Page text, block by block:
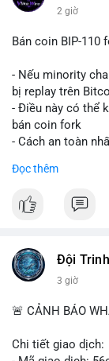
2 giờ
Bán coin BIP-110
- Nếu minority
bị replay trên
- Điều này có thể
bán coin fork
- Cách an toàn
-#binancesquare
$btc
📰 Nguồn:
Đọc thêm
Đội
3 giờ
🚨 CẢNH BÁO
Chi tiết giao dịch: